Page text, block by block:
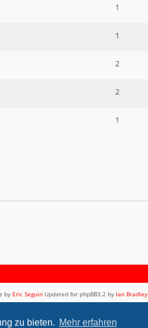
zu bieten. Mehr erfahren
1
1
2
2
1
by Eric Seguin Updated for phpBB3.2 by Ian Bradley
byphpBB® Forum Software © phpBB Limited
Datenschutz|Nutzungsbedingungen